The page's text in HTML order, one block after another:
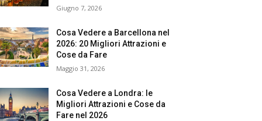
Giugno 7, 2026
Cosa Vedere a Barcellona nel
2026: 20 Migliori Attrazioni e
Cose da Fare
Maggio 31, 2026
Cosa Vedere a Londra: le
Migliori Attrazioni e Cose da
Fare nel 2026